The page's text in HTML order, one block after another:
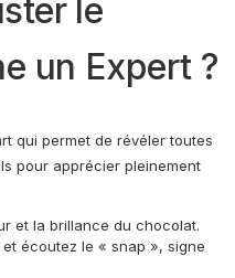
le
un Expert ?
qui permet de révéler toutes
pour apprécier pleinement
et la brillance du chocolat.
écoutez le « snap », signe